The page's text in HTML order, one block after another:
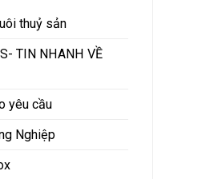
thuỷ sản
TIN NHANH VỀ
yêu cầu
Nghiệp